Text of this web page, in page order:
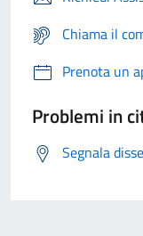
Chiama il
Prenota un
Problemi in
Segnala